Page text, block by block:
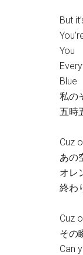
But
You
Blue
私の
五時
Cuz
あの
オレ
終わ
Cuz
その
Can